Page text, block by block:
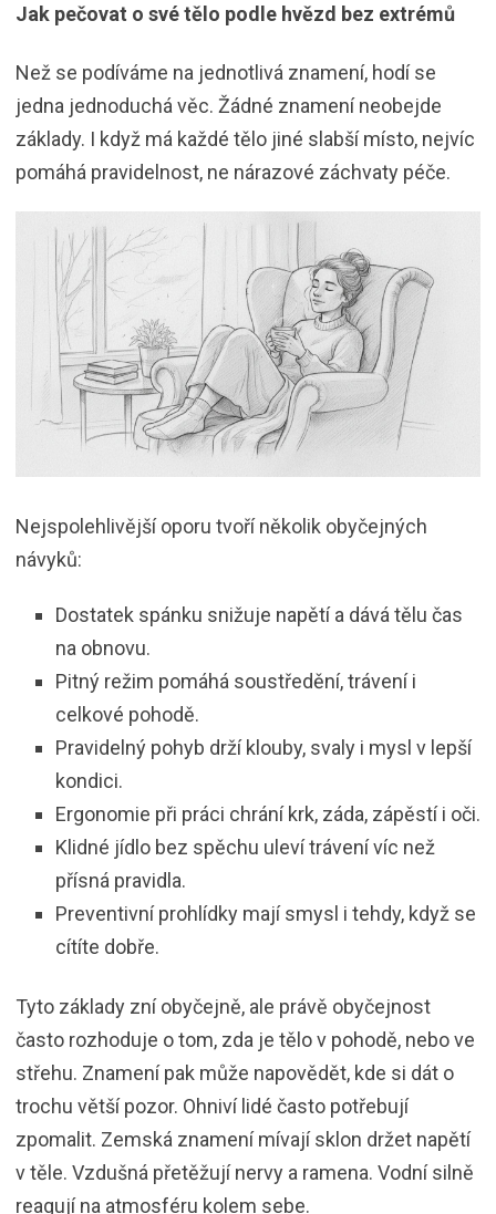
Jak pečovat o své tělo podle hvězd bez extrémů
Než se podíváme na jednotlivá znamení, hodí se
jedna jednoduchá věc. Žádné znamení neobejde
základy. I když má každé tělo jiné slabší místo, nejvíc
pomáhá pravidelnost, ne nárazové záchvaty péče.
Nejspolehlivější oporu tvoří několik obyčejných
návyků:
Dostatek spánku snižuje napětí a dává tělu čas
na obnovu.
Pitný režim pomáhá soustředění, trávení i
celkové pohodě.
Pravidelný pohyb drží klouby, svaly i mysl v lepší
kondici.
Ergonomie při práci chrání krk, záda, zápěstí i oči.
Klidné jídlo bez spěchu uleví trávení víc než
přísná pravidla.
Preventivní prohlídky mají smysl i tehdy, když se
cítíte dobře.
Tyto základy zní obyčejně, ale právě obyčejnost
často rozhoduje o tom, zda je tělo v pohodě, nebo ve
střehu. Znamení pak může napovědět, kde si dát o
trochu větší pozor. Ohniví lidé často potřebují
zpomalit. Zemská znamení mívají sklon držet napětí
v těle. Vzdušná přetěžují nervy a ramena. Vodní silně
reagují na atmosféru kolem sebe.